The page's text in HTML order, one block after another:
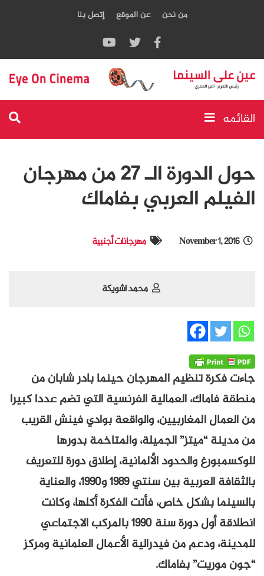
من نحن عن الموقع إتصل بنا
القائمه
حول الدورة الـ 27 من مهرجان
الفيلم العربي بفاماك
November 1, 2016 مهرجانات أجنبية
محمد اشويكة
جاءت فكرة تنظيم المهرجان حينما بادر شابان من
منطقة فاماك، العمالية الفرنسية التي تضم عددا كبيرا
من العمال المغاربيين، والواقعة بوادي فينش القريب
من مدينة “ميتز” الجميلة، والمتاخمة بدورها
للوكسمبورغ والحدود الألمانية، إطلاق دورة للتعريف
بالثقافة العربية بين سنتي 1989 و1990، والعناية
بالسينما بشكل خاص، فأتت الفكرة أكلها، وكانت
انطلاقة أول دورة سنة 1990 بالمركب الاجتماعي
للمدينة، ودعم من فيدرالية الأعمال العلمانية ومركز
“جون موريت” بفاماك.